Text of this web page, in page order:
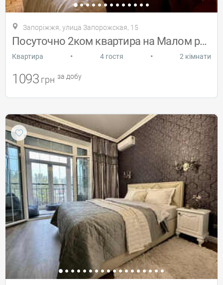
Запоріжжя, улица Запорожская, 15
Посуточно 2ком квартира на Малом рынке
Квартира • 4 гостя • 2 кімнати
1093 грн за добу